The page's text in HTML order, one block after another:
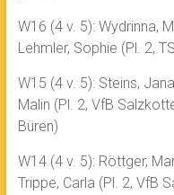
W16 (4 v. 5): Wydrinna,
Lehmler, Sophie (Pl. 2,
W15 (4 v. 5): Steins,
Malin (Pl. 2, VfB
Büren)
W14 (4 v. 5): Röttger,
Trippe, Carla (Pl. 2, VfB